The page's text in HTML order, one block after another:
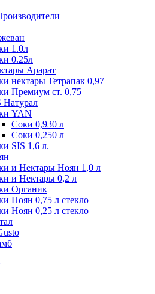
1.0л
0.25л
Арарат
нектары Тетрапак 0,97
Премиум ст. 0,75
Натурал
YAN
Соки 0,930 л
Соки 0,250 л
SIS 1,6 л.
и Нектары Ноян 1,0 л
и Нектары 0,2 л
Органик
Ноян 0,75 л стекло
Ноян 0,25 л стекло